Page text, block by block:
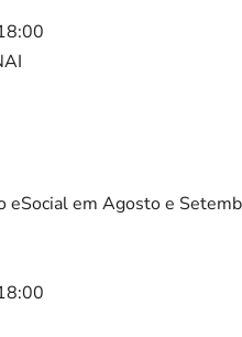
eSocial em Agosto e